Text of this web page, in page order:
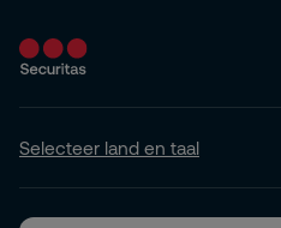
Selecteer land en taal